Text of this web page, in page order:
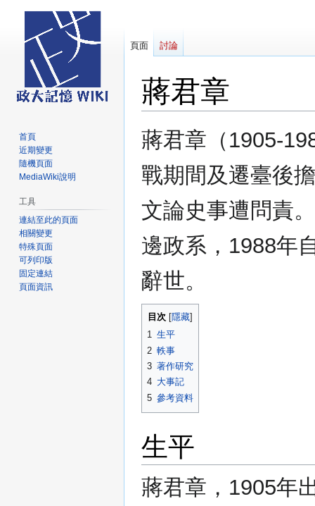
蔣君章
跳
至
覽
跳
至
尋
蔣君章（1905-
戰期間及遷臺後
文論史事遭問責
邊政系，1988年
辭世。
目次
1 生平
2 軼事
3 著作研究
4 大事記
5 參考資料
生平
蔣君章，1905年
頁面 討論
首頁
近期變更
隨機頁面
MediaWiki說明
工具
連結至此的頁面
相關變更
特殊頁面
可列印版
固定連結
頁面資訊